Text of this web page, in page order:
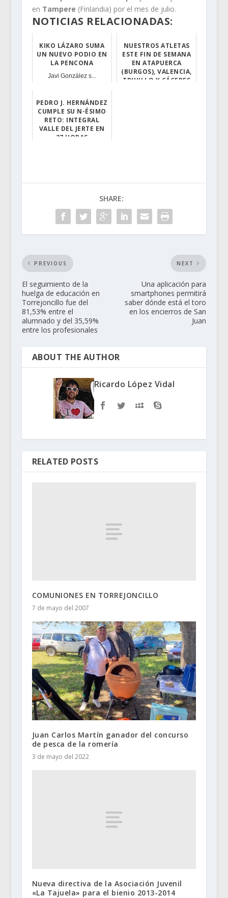
en Tampere (Finlandia) por el mes de julio.
NOTICIAS RELACIONADAS:
KIKO LÁZARO SUMA
UN NUEVO PODIO EN
LA PENCONA
Javi González s...
NUESTROS ATLETAS
ESTE FIN DE SEMANA
EN ATAPUERCA
(BURGOS), VALENCIA,
TRUJILLO Y CÁCERES
PEDRO J. HERNÁNDEZ
CUMPLE SU N-ÉSIMO
RETO: INTEGRAL
VALLE DEL JERTE EN
27 HORAS
SHARE:
PREVIOUS
El seguimiento de la
huelga de educación en
Torrejoncillo fue del
81,53% entre el
alumnado y del 35,59%
entre los profesionales
NEXT
Una aplicación para
smartphones permitirá
saber dónde está el toro
en los encierros de San
Juan
ABOUT THE AUTHOR
Ricardo López Vidal
RELATED POSTS
COMUNIONES EN TORREJONCILLO
7 de mayo del 2007
Juan Carlos Martín ganador del concurso
de pesca de la romería
3 de mayo del 2022
Nueva directiva de la Asociación Juvenil
«La Tajuela» para el bienio 2013-2014